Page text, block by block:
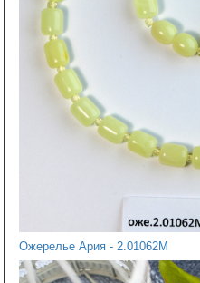
Ожерелье Ария - 2.01062М